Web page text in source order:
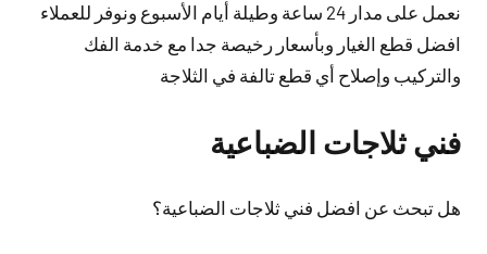
نعمل على مدار 24 ساعة وطيلة أيام الأسبوع ونوفر للعملاء
افضل قطع الغيار وبأسعار رخيصة جدا مع خدمة الفك
والتركيب وإصلاح أي قطع تالفة في الثلاجة
فني ثلاجات الضباعية
هل تبحث عن افضل فني ثلاجات الضباعية؟